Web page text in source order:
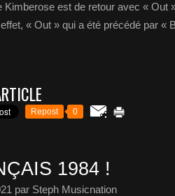
Kimberose est de retour avec « Out
« Out » qui a été précédé par «
Repost 0
1984 !
par Steph Musicnation